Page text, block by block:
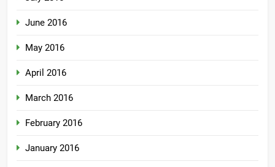
June 2016
May 2016
April 2016
March 2016
February 2016
January 2016